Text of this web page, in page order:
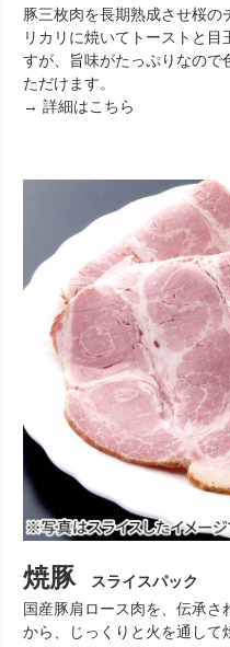
豚三枚肉を長期熟成させ桜の
リカリに焼いてトーストと
すが、旨味がたっぷりなので
ただけます。
→ 詳細はこちら
焼豚スライスパック
国産豚肩ロース肉を、伝承
から、じっくりと火を通して